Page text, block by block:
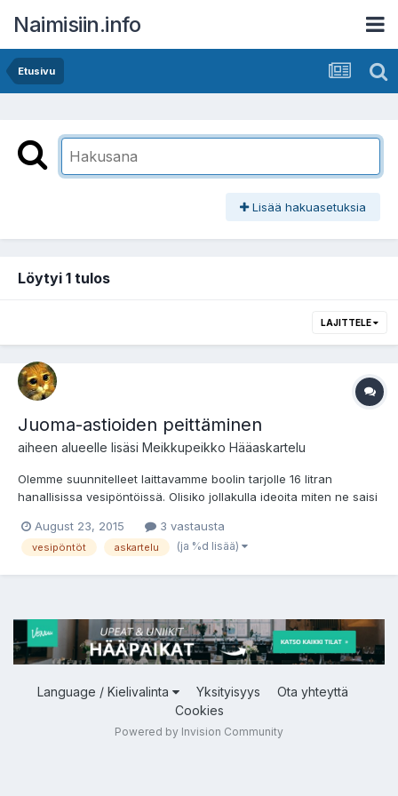
Naimisiin.info
Etusivu
Lisää hakuasetuksia
Löytyi 1 tulos
LAJITTELE
Juoma-astioiden peittäminen
aiheen alueelle lisäsi Meikkupeikko Hääaskartelu
Olemme suunnitelleet laittavamme boolin tarjolle 16 litran
hanallisissa vesipöntöissä. Olisiko jollakulla ideoita miten ne saisi
August 23, 2015
3 vastausta
vesipöntöt askartelu (ja %d lisää)
Language / Kielivalinta Yksityisyys
Ota yhteyttä
Cookies
Powered by Invision Community